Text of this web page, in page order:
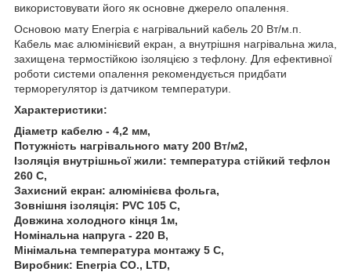
використовувати його як основне джерело опалення.
Основою мату Enerpia є нагрівальний кабель 20 Вт/м.п.
Кабель має алюмінієвий екран, а внутрішня нагрівальна жила,
захищена термостійкою ізоляцією з тефлону. Для ефективної
роботи системи опалення рекомендується придбати
терморегулятор із датчиком температури.
Характеристики:
Діаметр кабелю - 4,2 мм,
Потужність нагрівального мату 200 Вт/м2,
Ізоляція внутрішньої жили: температура стійкий тефлон
260 С,
Захисний екран: алюмінієва фольга,
Зовнішня ізоляція: PVC 105 С,
Довжина холодного кінця 1м,
Номінальна напруга - 220 В,
Мінімальна температура монтажу 5 С,
Виробник: Enerpia CO., LTD,